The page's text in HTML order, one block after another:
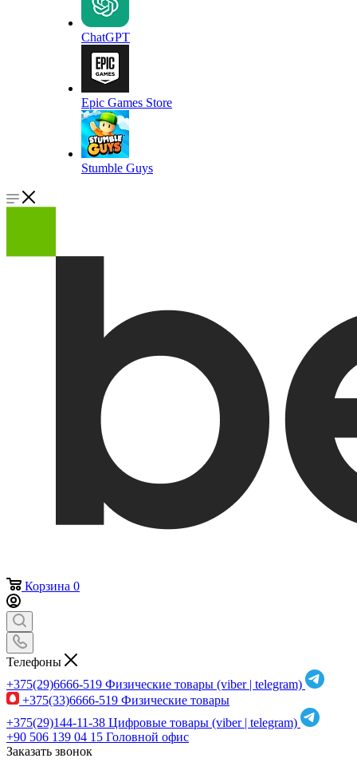
ChatGPT
Epic Games Store
Stumble Guys
Корзина 0
Телефоны
+375(29)6666-519 Физические товары (viber | telegram)
+375(33)6666-519 Физические товары
+375(29)144-11-38 Цифровые товары (viber | telegram)
+90 506 139 04 15 Головной офис
Заказать звонок